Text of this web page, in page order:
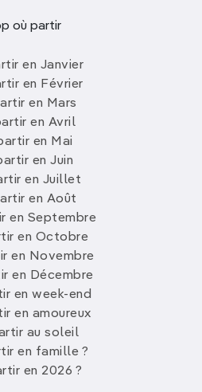
(cyclopousse)
dépasser 40-50 B. Des
Sukhothai et le parc
6h-17h30) ; ils partent dans
motos-taxis relient la ville,
parc historique pour 120 B.
moyen d’explorer le
louent des vélos
à l’entrée du parc (6h-
motos à partir de 200 B les
pensions de New
Motorcycle Services
; h7h-17h).
?
dont certaines
parmi les plus
de la Thaïlande, sont dans
où partir
en Janvier
en Février
en Mars
en Avril
en Mai
en Juin
en Juillet
en Août
en Septembre
en Octobre
en Novembre
en Décembre
en week-end
en amoureux
au soleil
en famille ?
en 2026 ?